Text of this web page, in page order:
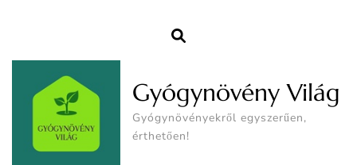
Gyógynövény Világ
Gyógynövényekről egyszerűen,
érthetően!